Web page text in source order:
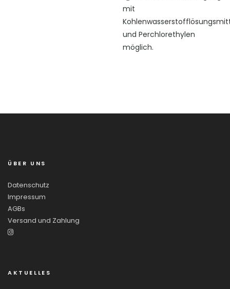
mit
und Perchlorethylen
möglich.
ÜBER UNS
Datenschutz
Impressum
AGBs
Versand und Zahlung
AKTUELLES